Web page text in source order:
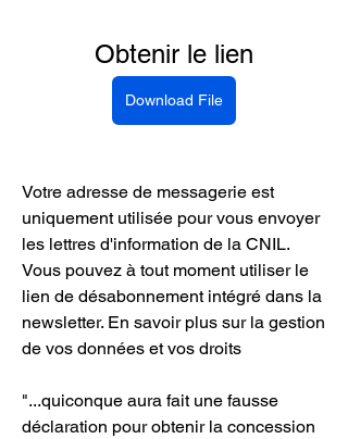
Obtenir le lien
Download File
Votre adresse de messagerie est
uniquement utilisée pour vous envoyer
les lettres d'information de la CNIL.
Vous pouvez à tout moment utiliser le
lien de désabonnement intégré dans la
newsletter. En savoir plus sur la gestion
de vos données et vos droits
"...quiconque aura fait une fausse
déclaration pour obtenir la concession